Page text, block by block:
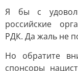
Я бы с
российские
РДК. Да жаль не
Но обратите
спонсоры